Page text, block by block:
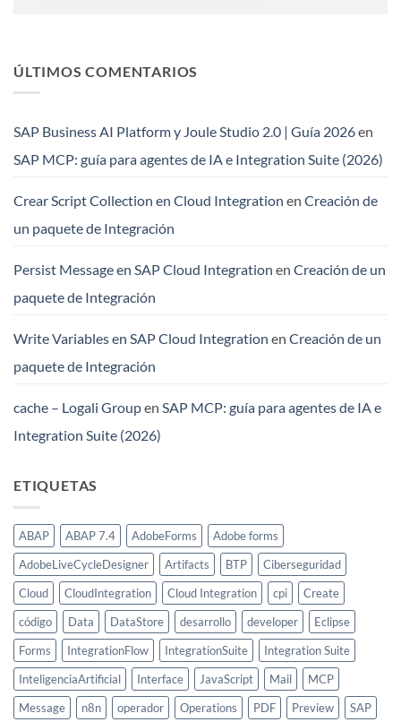
ÚLTIMOS COMENTARIOS
SAP Business AI Platform y Joule Studio 2.0 | Guía 2026en
SAP MCP: guía para agentes de IA e Integration Suite (2026)
Crear Script Collection en Cloud Integration en Creación de
un paquete de Integración
Persist Message en SAP Cloud Integration en Creación de un
paquete de Integración
Write Variables en SAP Cloud Integration en Creación de un
paquete de Integración
cache – Logali Groupen SAP MCP: guía para agentes de IA e
Integration Suite (2026)
ETIQUETAS
ABAP ABAP 7.4 AdobeForms
Adobe forms
AdobeLiveCycleDesigner
Artifacts BTP
Ciberseguridad
Cloud
CloudIntegration Cloud Integration cpi
Create
código
Data DataStore desarrollo developer
Eclipse
Forms
IntegrationFlow IntegrationSuite
Integration Suite
InteligenciaArtificial
Interface JavaScript Mail
MCP
Message
n8n operador Operations PDF Preview
SAP